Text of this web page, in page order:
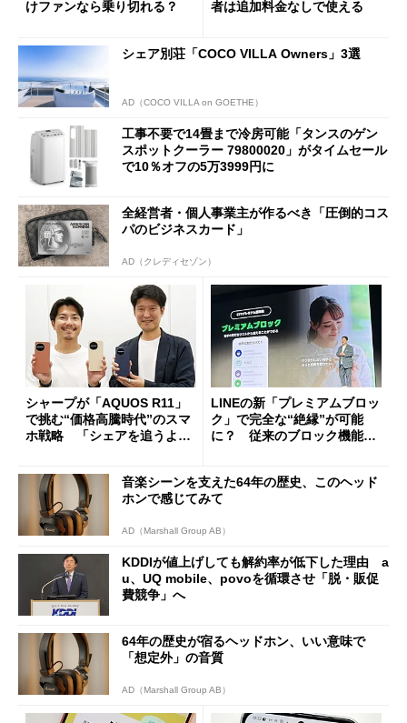
けファンなら乗り切れる？ 者は追加料金なしで使える
シェア別荘「COCO VILLA Owners」3選
AD（COCO VILLA on GOETHE）
工事不要で14畳まで冷房可能「タンスのゲン
スポットクーラー 79800020」がタイムセール
で10％オフの5万3999円に
全経営者・個人事業主が作るべき「圧倒的コス
パのビジネスカード」
AD（クレディセゾン）
シャープが「AQUOS R11」
で挑む“価格高騰時代”のスマ
ホ戦略 「シェアを追うより
LINEの新「プレミアムブロッ
ク」で完全な“絶縁”が可能
に？ 従来のブロック機能と
音楽シーンを支えた64年の歴史、このヘッド
ホンで感じてみて
AD（Marshall Group AB）
KDDIが値上げしても解約率が低下した理由 a
u、UQ mobile、povoを循環させ「脱・販促
費競争」へ
64年の歴史が宿るヘッドホン、いい意味で
「想定外」の音質
AD（Marshall Group AB）